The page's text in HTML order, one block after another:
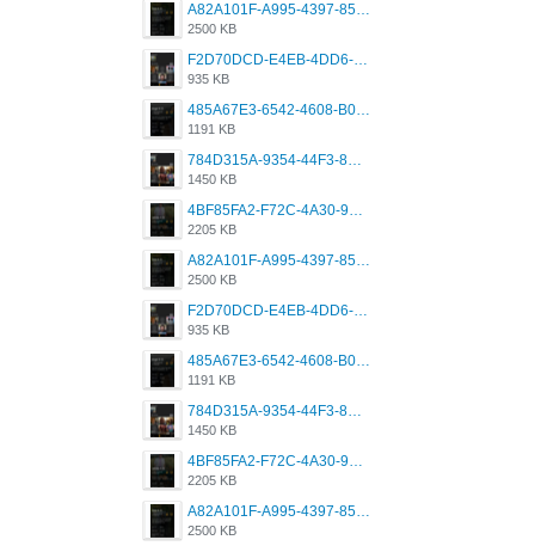
A82A101F-A995-4397-8534-7EB8F89DCCB6.png
2500 KB
F2D70DCD-E4EB-4DD6-B5E2-B307012546D7.png
935 KB
485A67E3-6542-4608-B01F-4376EE148F7C.png
1191 KB
784D315A-9354-44F3-8CBF-4F5A2119BE00.png
1450 KB
4BF85FA2-F72C-4A30-99F1-443614A985FC.png
2205 KB
A82A101F-A995-4397-8534-7EB8F89DCCB6.png
2500 KB
F2D70DCD-E4EB-4DD6-B5E2-B307012546D7.png
935 KB
485A67E3-6542-4608-B01F-4376EE148F7C.png
1191 KB
784D315A-9354-44F3-8CBF-4F5A2119BE00.png
1450 KB
4BF85FA2-F72C-4A30-99F1-443614A985FC.png
2205 KB
A82A101F-A995-4397-8534-7EB8F89DCCB6.png
2500 KB